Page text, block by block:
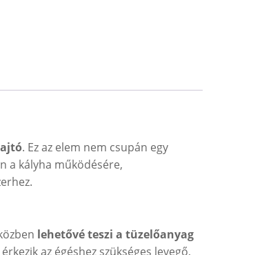
. Ez az elem nem csupán egy
a kályha működésére,
lehetővé teszi a tüzelőanyag
az égéshez szükséges levegő,